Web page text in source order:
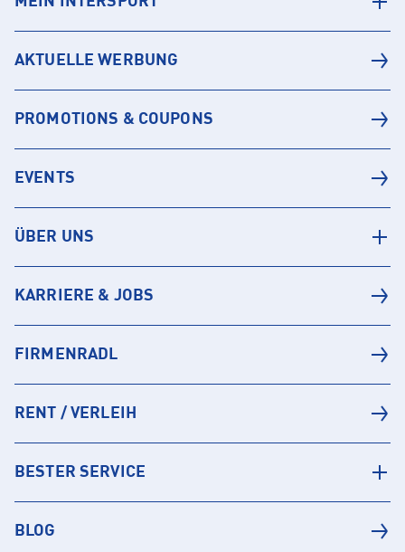
AKTUELLE WERBUNG
PROMOTIONS & COUPONS
EVENTS
ÜBER UNS
KARRIERE & JOBS
FIRMENRADL
RENT / VERLEIH
BESTER SERVICE
BLOG